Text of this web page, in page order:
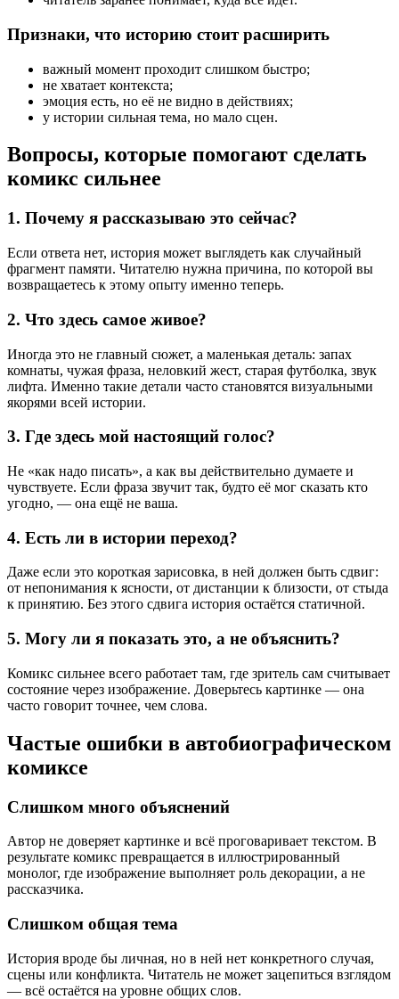
Признаки, что историю стоит расширить
важный момент проходит слишком быстро;
не хватает контекста;
эмоция есть, но её не видно в действиях;
у истории сильная тема, но мало сцен.
Вопросы, которые помогают сделать
комикс сильнее
1. Почему я рассказываю это сейчас?
Если ответа нет, история может выглядеть как случайный
фрагмент памяти. Читателю нужна причина, по которой вы
возвращаетесь к этому опыту именно теперь.
2. Что здесь самое живое?
Иногда это не главный сюжет, а маленькая деталь: запах
комнаты, чужая фраза, неловкий жест, старая футболка, звук
лифта. Именно такие детали часто становятся визуальными
якорями всей истории.
3. Где здесь мой настоящий голос?
Не «как надо писать», а как вы действительно думаете и
чувствуете. Если фраза звучит так, будто её мог сказать кто
угодно, — она ещё не ваша.
4. Есть ли в истории переход?
Даже если это короткая зарисовка, в ней должен быть сдвиг:
от непонимания к ясности, от дистанции к близости, от стыда
к принятию. Без этого сдвига история остаётся статичной.
5. Могу ли я показать это, а не объяснить?
Комикс сильнее всего работает там, где зритель сам считывает
состояние через изображение. Доверьтесь картинке — она
часто говорит точнее, чем слова.
Частые ошибки в автобиографическом
комиксе
Слишком много объяснений
Автор не доверяет картинке и всё проговаривает текстом. В
результате комикс превращается в иллюстрированный
монолог, где изображение выполняет роль декорации, а не
рассказчика.
Слишком общая тема
История вроде бы личная, но в ней нет конкретного случая,
сцены или конфликта. Читатель не может зацепиться взглядом
— всё остаётся на уровне общих слов.